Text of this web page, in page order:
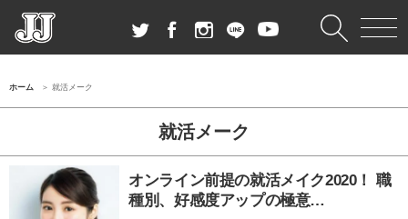
ホーム 就活メーク
就活メーク
オンライン前提の就活メイク2020！ 職
種別、好感度アップの極意…